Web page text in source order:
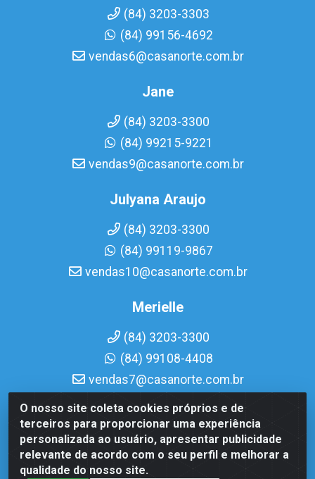
O nosso site coleta cookies próprios e de
terceiros para proporcionar uma experiência
personalizada ao usuário, apresentar publicidade
relevante de acordo com o seu perfil e melhorar a
qualidade do nosso site.
(84) 3203-3303
(84) 99156-4692
vendas6@casanorte.com.br
Jane
(84) 3203-3300
(84) 99215-9221
vendas9@casanorte.com.br
Julyana Araujo
(84) 3203-3300
(84) 99119-9867
vendas10@casanorte.com.br
Merielle
(84) 3203-3300
(84) 99108-4408
vendas7@casanorte.com.br
Casa Norte LTDA - Av. Interventor Mário Câmara, 1815 -
Dix-Sept Rosado, Natal/RN - CEP 59054-600 - CNPJ
08.713.513/0001-51